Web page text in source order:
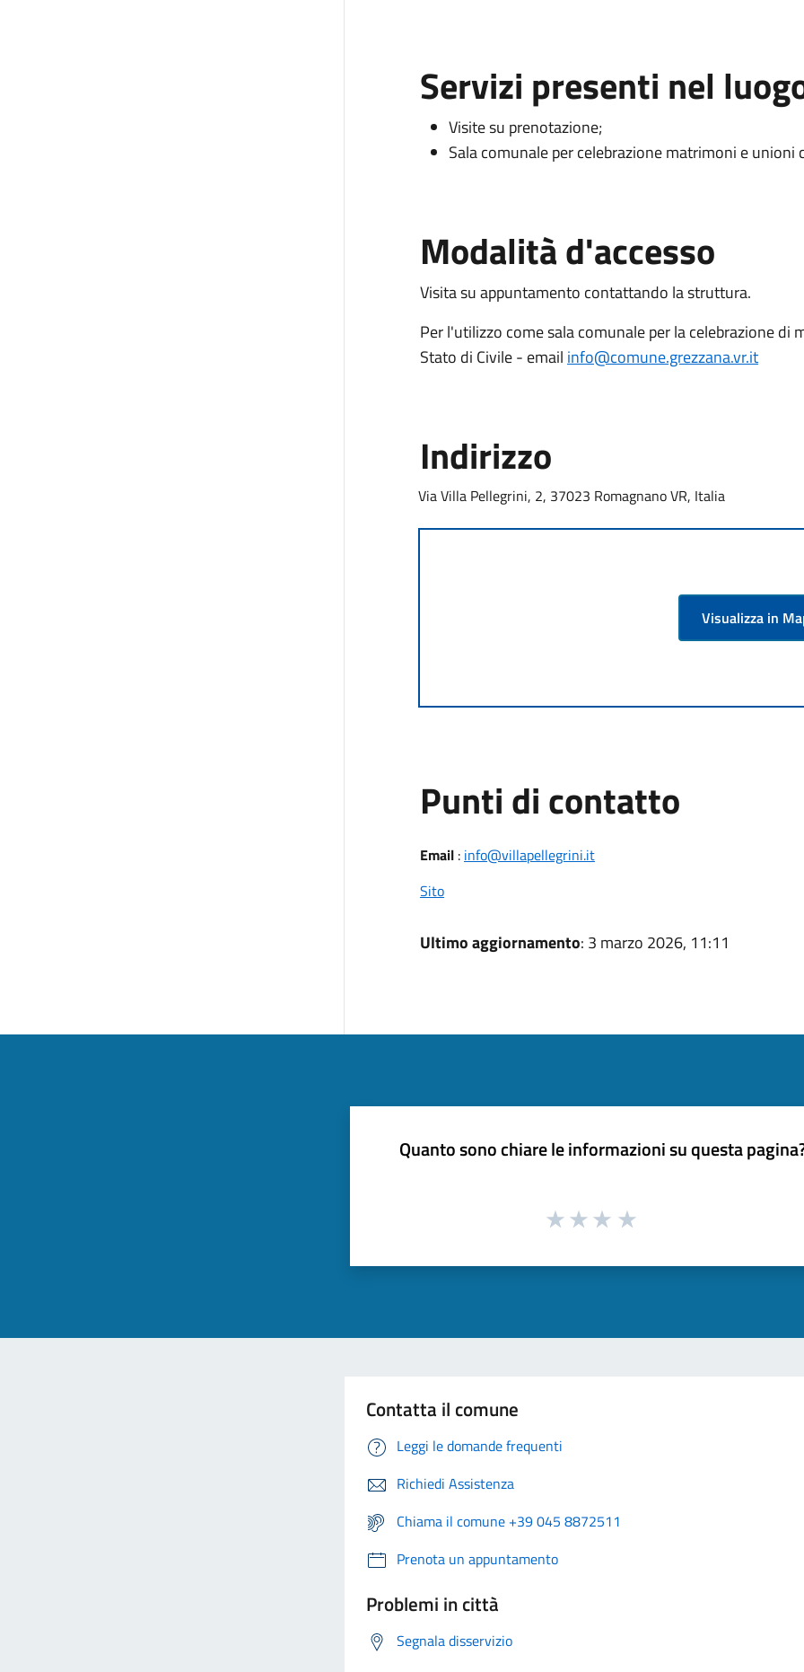
Servizi presenti nel
Visite su prenotazione;
Sala comunale per celebrazione matrimoni e unioni
Modalità d'accesso
Visita su appuntamento contattando la struttura.
Per l'utilizzo come sala comunale per la celebrazione
Stato di Civile - email info@comune.grezzana.vr.it
Indirizzo
Via Villa Pellegrini, 2, 37023 Romagnano VR, Italia
Visualizza in
Punti di contatto
Email: info@villapellegrini.it
Sito
Ultimo aggiornamento: 3 marzo 2026, 11:11
Quanto sono chiare le informazioni su questa
Contatta il comune
Leggi le domande frequenti
Richiedi Assistenza
Chiama il comune +39 045 8872511
Prenota un appuntamento
Problemi in città
Segnala disservizio